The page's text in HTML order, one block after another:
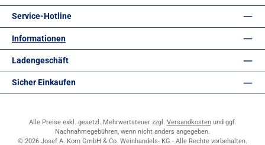
Service-Hotline
Informationen
Ladengeschäft
Sicher Einkaufen
Alle Preise exkl. gesetzl. Mehrwertsteuer zzgl. Versandkostenund ggf.
Nachnahmegebühren, wenn nicht anders angegeben.
© 2026 Josef A. Korn GmbH & Co. Weinhandels- KG - Alle Rechte vorbehalten.